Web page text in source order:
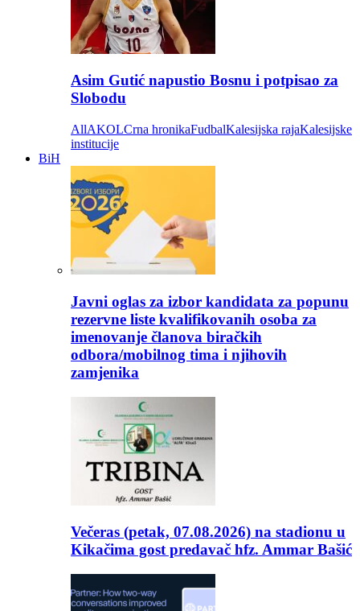
Asim Gutić napustio Bosnu i potpisao za
Slobodu
AllAKOLCrna hronikaFudbalKalesijska rajaKalesijske
institucije
BiH
Javni oglas za izbor kandidata za popunu
rezervne liste kvalifikovanih osoba za
imenovanje članova biračkih
odbora/mobilnog tima i njihovih
zamjenika
Večeras (petak, 07.08.2026) na stadionu u
Kikačima gost predavač hfz. Ammar Bašić